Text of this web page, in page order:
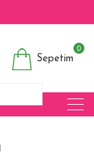
Sepetim
0